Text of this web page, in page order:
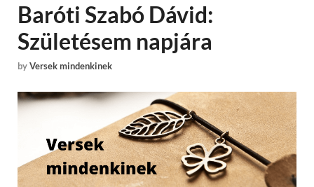
Baróti Szabó Dávid:
Születésem napjára
byVersek mindenkinek